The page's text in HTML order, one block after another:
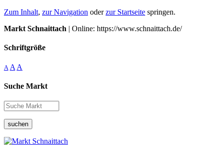
Zum Inhalt, zur Navigation oderzur Startseite springen.
Markt Schnaittach | Online: https://www.schnaittach.de/
Schriftgröße
A A A
Suche Markt
suchen